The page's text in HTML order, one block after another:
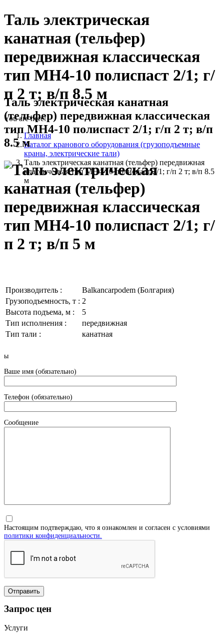
Таль электрическая
канатная (тельфер)
передвижная классическая
тип MH4-10 полиспаст 2/1; г/
п 2 т; в/п 8.5 м
You are here:
Главная
Каталог кранового оборудования (грузоподъемные
краны, электрические тали)
Таль электрическая канатная (тельфер) передвижная
классическая тип MH4-10 полиспаст 2/1; г/п 2 т; в/п 8.5
м
Таль электрическая канатная
(тельфер) передвижная классическая
тип MH4-10 полиспаст 2/1; г/п 2 т; в/п
8.5 м
Производитель :
Balkancarpodem (Болгария)
Грузоподъемность, т : 2
Высота подъема, м :
5
Тип исполнения :
передвижная
Тип тали :
канатная
ы
Ваше имя (обязательно)
Телефон (обязательно)
Сообщение
Настоящим подтверждаю, что я ознакомлен и согласен с условиями
политики конфиденциальности.
Запрос цен
Услуги